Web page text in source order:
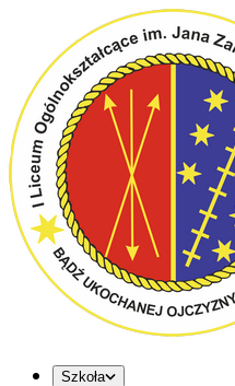
Szkoła